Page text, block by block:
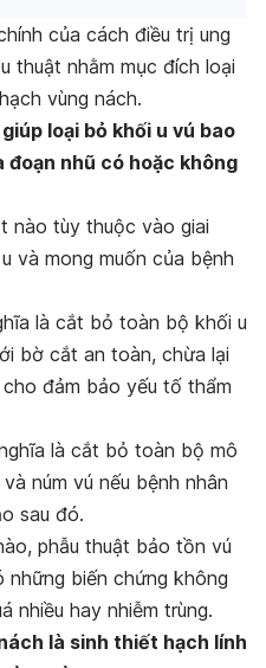
của cách điều trị ung
thuật nhằm mục đích loại
vùng nách.
loại bỏ khối u vú bao
đoạn nhũ có hoặc không
nào tùy thuộc vào giai
và mong muốn của bệnh
là cắt bỏ toàn bộ khối u
bờ cắt an toàn, chừa lại
đảm bảo yếu tố thẩm
là cắt bỏ toàn bộ mô
núm vú nếu bệnh nhân
sau đó.
phẫu thuật bảo tồn vú
biến chứng không
nhiều hay nhiễm trùng.
là sinh thiết hạch lính